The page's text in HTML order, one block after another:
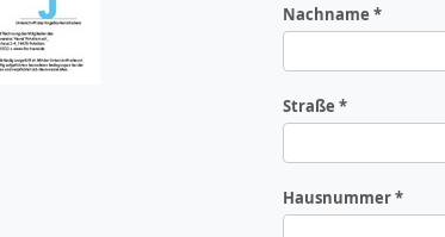
Nachname
Straße
Hausnummer